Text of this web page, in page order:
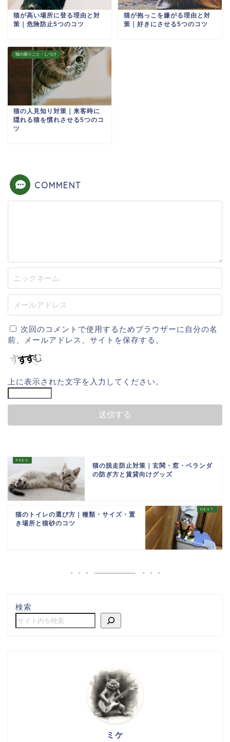
猫が高い場所に登る理由と対
策｜危険防止5つのコツ
猫が抱っこを嫌がる理由と対
策｜好きにさせる5つのコツ
猫の困りごと・しつけ
猫の人見知り対策｜来客時に
隠れる猫を慣れさせる5つのコ
ツ
COMMENT
次回のコメントで使用するためブラウザーに自分の名
前、メールアドレス、サイトを保存する。
上に表示された文字を入力してください。
猫の脱走防止対策｜玄関・窓・ベランダ
の防ぎ方と賃貸向けグッズ
猫のトイレの選び方｜種類・サイズ・置
き場所と猫砂のコツ
検索
ミケ